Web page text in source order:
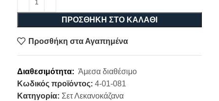
ΠΡΟΣΘΉΚΗ ΣΤΟ ΚΑΛΆΘΙ
Προσθήκη στα Αγαπημένα
Διαθεσιμότητα: Άμεσα διαθέσιμο
Κωδικός προϊόντος: 4-01-081
Κατηγορία: Σετ Λεκανοκάζανα